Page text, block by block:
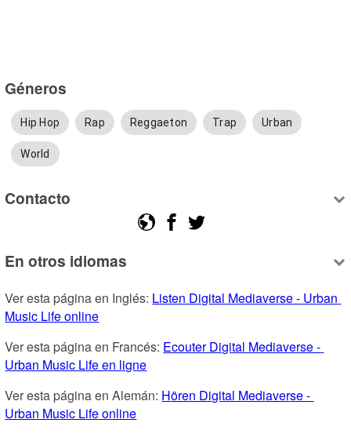
Géneros
Hip Hop Rap Reggaeton Trap Urban
World
Contacto
En otros idiomas
Ver esta página en Inglés: Listen Digital Mediaverse - Urban
Music Life online
Ver esta página en Francés: Ecouter Digital Mediaverse -
Urban Music Life en ligne
Ver esta página en Alemán: Hören Digital Mediaverse -
Urban Music Life online